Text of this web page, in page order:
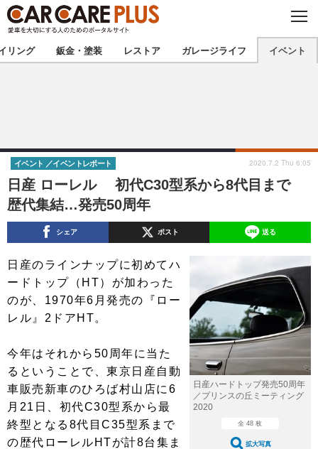
C
O
S
E
★カーケアプラス認定★ 厳選プロショップを地域から探す
甲信越 北陸
東海 関西
中国 四国
九州
注目の記事
ショップレポート 愛車 File
自動車豆知識 ストップ！不具合修理＆粗悪修理
鈑金・塗装
ディテイリング
ディテイリング 洗車
ヘッドライト磨き コーティング
フィルム・ラッピング
鈑金・塗装
小キズ直し 防錆
特集記事
ストップ 不具合修理＆粗悪修理
カーメーカー「旧車」関連プロジェ
クト
ショップ紹介
ショップレポート プロショップ検索
レストア
リング 鈑金・塗装 レストア ガレージライフ イベント
日産 ローレル 初代C30型系から8代目まで
歴代集結…発売50周年
イベント イベントレポート 2020.7.2 Thu 6:05
シェア ポスト 送る
日産ハードトップ発売50周年
／プリンスの丘ミーティング
2020
全 48 枚
拡大写真
日産のラインナップに初めてハ
ードトップ（HT）が加わった
のが、1970年6月発売の『ロー
レル』2ドアHT。
今年はそれから50周年に当た
るということで、東京日産自動
車販売新車のひろば村山店に6
月21日、初代C30型系から最
終型となる8代目C35型系まで
の歴代ローレルHTが計8台集ま